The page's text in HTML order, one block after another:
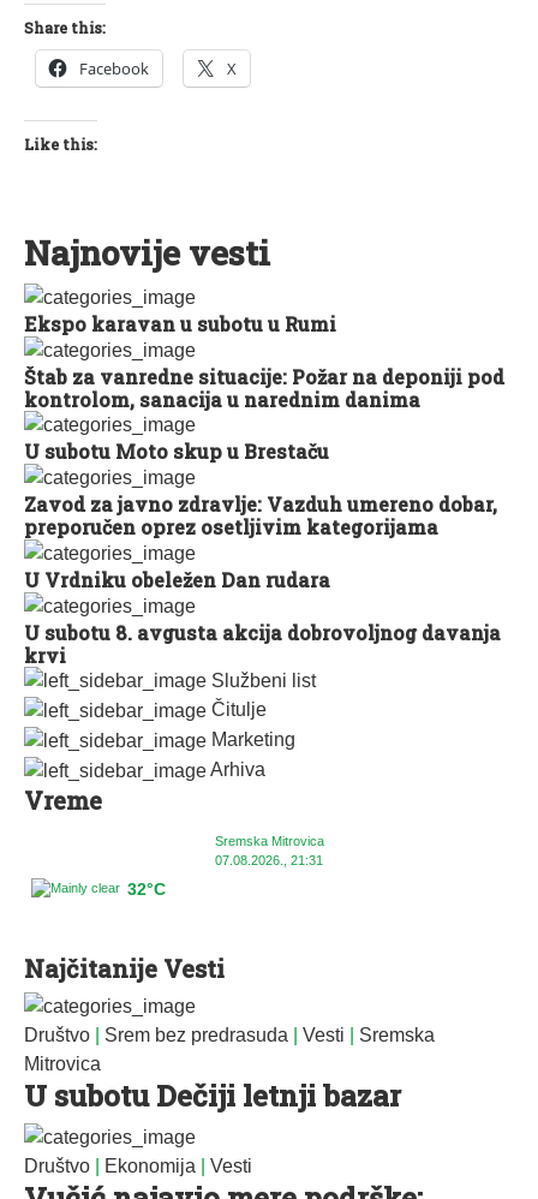
Službeni list
Čitulje
Marketing
Arhiva
Vreme
Sremska Mitrovica
07.08.2026., 21:31
32°C
Share this:
Facebook X
Like this:
Najnovije vesti
Ekspo karavan u subotu u Rumi
Štab za vanredne situacije: Požar na deponiji pod
kontrolom, sanacija u narednim danima
U subotu Moto skup u Brestaču
Zavod za javno zdravlje: Vazduh umereno dobar,
preporučen oprez osetljivim kategorijama
U Vrdniku obeležen Dan rudara
U subotu 8. avgusta akcija dobrovoljnog davanja
krvi
Najčitanije Vesti
Društvo Srem bez predrasuda Vesti
Sremska
Mitrovica
U subotu Dečiji letnji bazar
Društvo Ekonomija Vesti